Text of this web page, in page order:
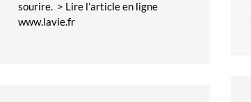
sourire. > Lire l’article en ligne
www.lavie.fr